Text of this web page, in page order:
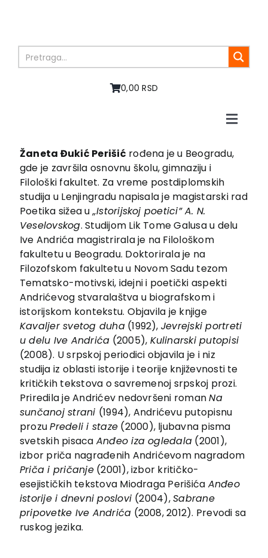
0,00 RSD
Toggle
About us
Books
In preparation
Sale
Authors
News
EU PROJECTS
Contact
Žaneta Đukić Perišić rođena je u Beogradu,
gde je završila osnovnu školu, gimnaziju i
Filološki fakultet. Za vreme postdiplomskih
studija u Lenjingradu napisala je magistarski rad
Poetika sižea u„Istorijskoj poetici” A. N.
Veselovskog. Studijom Lik Tome Galusa u delu
Ive Andrića magistrirala je na Filološkom
fakultetu u Beogradu. Doktorirala je na
Filozofskom fakultetu u Novom Sadu tezom
Tematsko-motivski, idejni i poetički aspekti
Andrićevog stvaralaštva u biografskom i
istorijskom kontekstu. Objavila je knjige
Kavaljer svetog duha(1992), Jevrejski portreti
u delu Ive Andrića (2005), Kulinarski putopisi
(2008). U srpskoj periodici objavila je i niz
studija iz oblasti istorije i teorije književnosti te
kritičkih tekstova o savremenoj srpskoj prozi.
Priredila je Andrićev nedovršeni romanNa
sunčanoj strani (1994), Andrićevu putopisnu
prozuPredeli i staze (2000), ljubavna pisma
svetskih pisaca Anđeo iza ogledala (2001),
izbor priča nagrađenih Andrićevom nagradom
Priča i pričanje(2001), izbor kritičko-
esejističkih tekstova Miodraga Perišića Anđeo
istorije i dnevni poslovi (2004),Sabrane
pripovetke Ive Andrića (2008, 2012). Prevodi sa
ruskog jezika.